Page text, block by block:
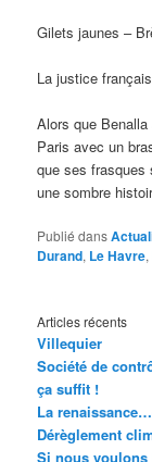
Gilets jaunes –
La justice
Alors que
Paris avec un
que ses frasques
une sombre
Publié dans
Durand, Le Havre,
Articles récents
Villequier
Société de
ça suffit !
La
Dérèglement
Si nous voulons